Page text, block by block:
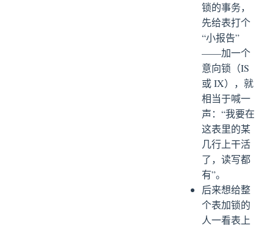
锁的事务，
先给表打个
“小报告”
——加一个
意向锁（IS
或 IX），就
相当于喊一
声：“我要在
这表里的某
几行上干活
了，读写都
有”。
后来想给整
个表加锁的
人一看表上